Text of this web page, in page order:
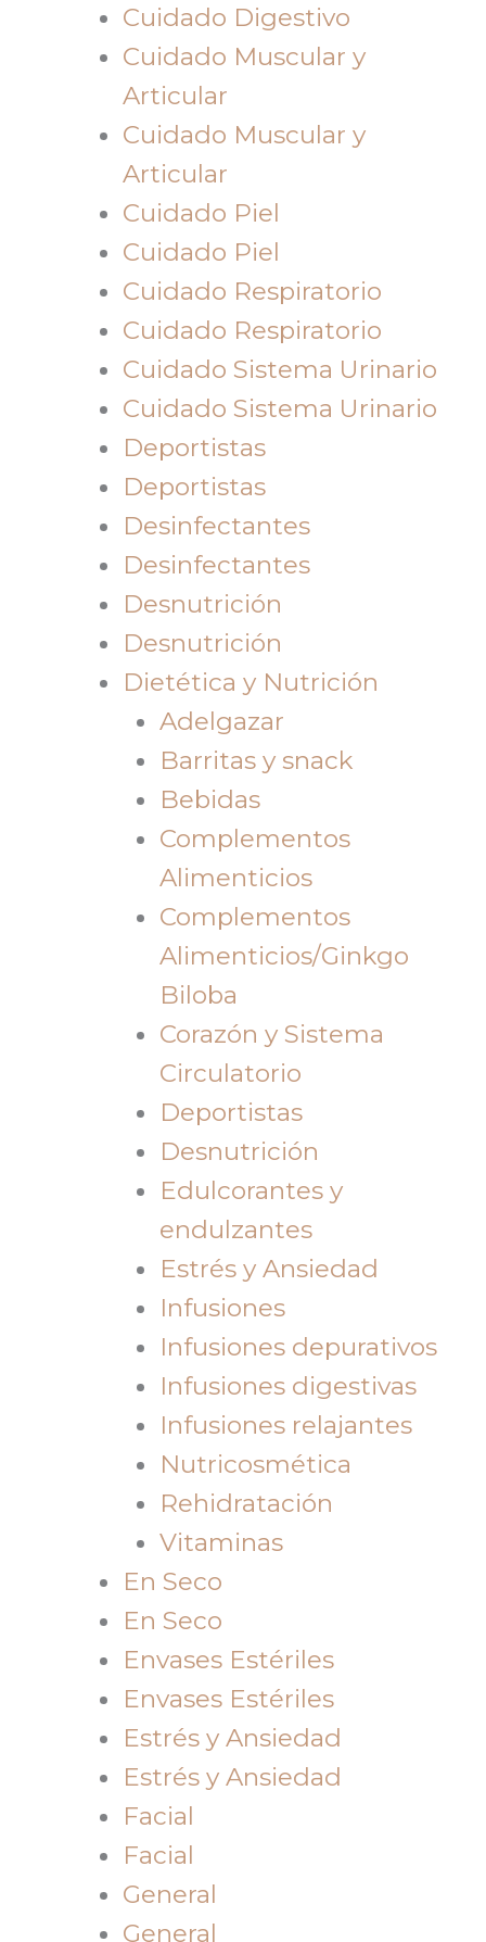
Cuidado Digestivo
Cuidado Muscular y
Articular
Cuidado Muscular y
Articular
Cuidado Piel
Cuidado Piel
Cuidado Respiratorio
Cuidado Respiratorio
Cuidado Sistema Urinario
Cuidado Sistema Urinario
Deportistas
Deportistas
Desinfectantes
Desinfectantes
Desnutrición
Desnutrición
Dietética y Nutrición
Adelgazar
Barritas y snack
Bebidas
Complementos
Alimenticios
Complementos
Alimenticios/Ginkgo
Biloba
Corazón y Sistema
Circulatorio
Deportistas
Desnutrición
Edulcorantes y
endulzantes
Estrés y Ansiedad
Infusiones
Infusiones depurativos
Infusiones digestivas
Infusiones relajantes
Nutricosmética
Rehidratación
Vitaminas
En Seco
En Seco
Envases Estériles
Envases Estériles
Estrés y Ansiedad
Estrés y Ansiedad
Facial
Facial
General
General